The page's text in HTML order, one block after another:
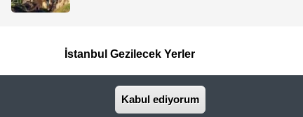
İstanbul Gezilecek Yerler
Kabul ediyorum